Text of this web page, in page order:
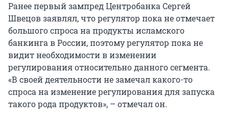
Ранее первый зампред Центробанка Сергей
Швецов заявлял, что регулятор пока не отмечает
большого спроса на продукты исламского
банкинга в России, поэтому регулятор пока не
видит необходимости в изменении
регулирования относительно данного сегмента.
«В своей деятельности не замечал какого-то
спроса на изменение регулирования для запуска
такого рода продуктов», – отмечал он.